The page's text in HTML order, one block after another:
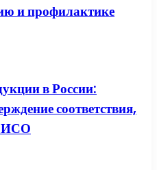
и профилактике
в России:
соответствия,
ИСО